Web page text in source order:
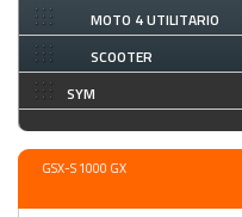
MOTO 4 UTILITARIO
SCOOTER
SYM
GSX-S 1000 GX